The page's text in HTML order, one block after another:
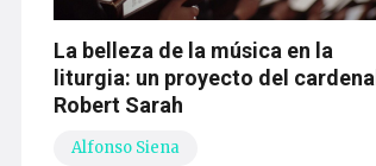
La belleza de la música en la
liturgia: un proyecto del cardenal
Robert Sarah
Alfonso Siena